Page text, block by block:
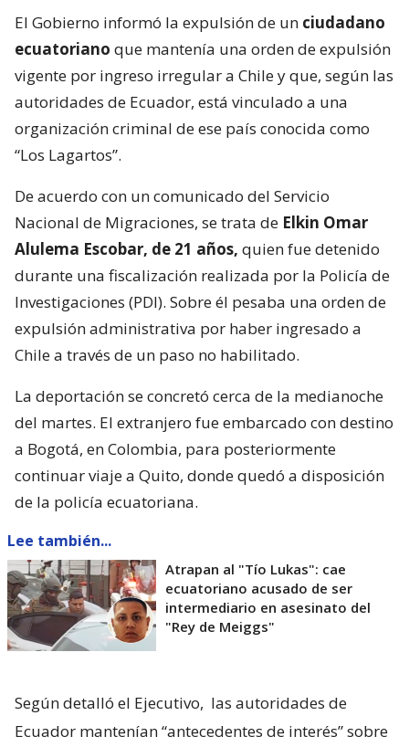
El Gobierno informó la expulsión de un ciudadano
ecuatoriano que mantenía una orden de expulsión
vigente por ingreso irregular a Chile y que, según las
autoridades de Ecuador, está vinculado a una
organización criminal de ese país conocida como
“Los Lagartos”.
De acuerdo con un comunicado del Servicio
Nacional de Migraciones, se trata de Elkin Omar
Alulema Escobar, de 21 años, quien fue detenido
durante una fiscalización realizada por la Policía de
Investigaciones (PDI). Sobre él pesaba una orden de
expulsión administrativa por haber ingresado a
Chile a través de un paso no habilitado.
La deportación se concretó cerca de la medianoche
del martes. El extranjero fue embarcado con destino
a Bogotá, en Colombia, para posteriormente
continuar viaje a Quito, donde quedó a disposición
de la policía ecuatoriana.
Lee también...
Atrapan al "Tío Lukas": cae
ecuatoriano acusado de ser
intermediario en asesinato del
"Rey de Meiggs"
Según detalló el Ejecutivo, las autoridades de
Ecuador mantenían “antecedentes de interés” sobre